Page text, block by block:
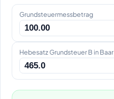
Grundsteuermessbetrag
Hebesatz Grundsteuer B in Baar